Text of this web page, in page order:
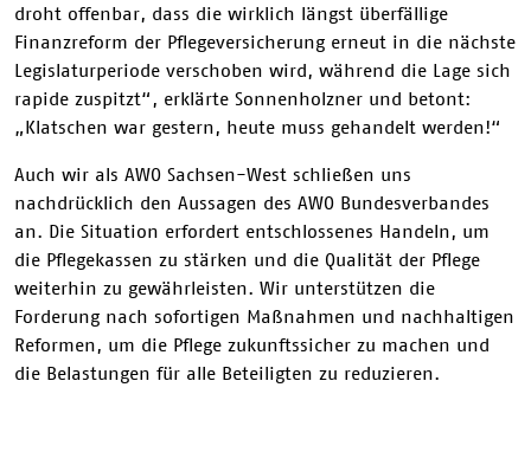
droht offenbar, dass die wirklich längst überfällige
Finanzreform der Pflegeversicherung erneut in die nächste
Legislaturperiode verschoben wird, während die Lage sich
rapide zuspitzt“, erklärte Sonnenholzner und betont:
„Klatschen war gestern, heute muss gehandelt werden!“
Auch wir als AWO Sachsen-West schließen uns
nachdrücklich den Aussagen des AWO Bundesverbandes
an. Die Situation erfordert entschlossenes Handeln, um
die Pflegekassen zu stärken und die Qualität der Pflege
weiterhin zu gewährleisten. Wir unterstützen die
Forderung nach sofortigen Maßnahmen und nachhaltigen
Reformen, um die Pflege zukunftssicher zu machen und
die Belastungen für alle Beteiligten zu reduzieren.